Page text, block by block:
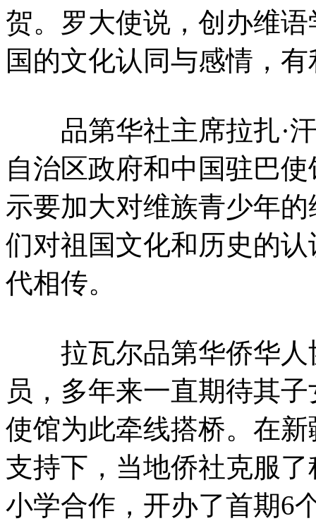
贺。罗大使说，创办维
国的文化认同与感情，
品第华社主席拉扎·汗
自治区政府和中国驻巴
示要加大对维族青少年
们对祖国文化和历史的
代相传。
拉瓦尔品第华侨华人
员，多年来一直期待其
使馆为此牵线搭桥。在
支持下，当地侨社克服了
小学合作，开办了首期6